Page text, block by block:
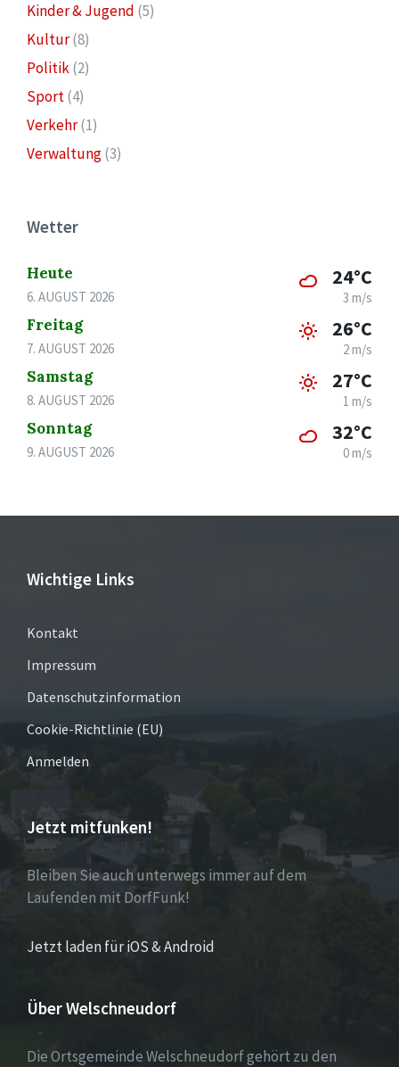
Kinder & Jugend (5)
Kultur(8)
Politik(2)
Sport(4)
Verkehr(1)
Verwaltung(3)
Wetter
Heute
6. AUGUST 2026
24°C
3 m/s
Freitag
7. AUGUST 2026
26°C
2 m/s
Samstag
8. AUGUST 2026
27°C
1 m/s
Sonntag
9. AUGUST 2026
32°C
0 m/s
Wichtige Links
Kontakt
Impressum
Datenschutzinformation
Cookie-Richtlinie (EU)
Anmelden
Jetzt mitfunken!
Bleiben Sie auch unterwegs immer auf dem
Laufenden mit DorfFunk!
Jetzt laden für iOS & Android
Über Welschneudorf
Die Ortsgemeinde Welschneudorf gehört zu den